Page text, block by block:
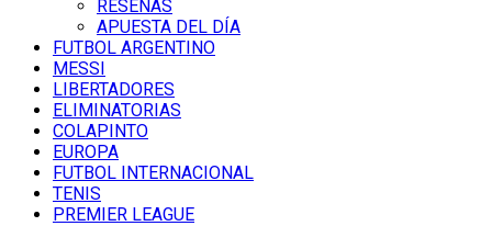
RESEÑAS
APUESTA DEL DÍA
FUTBOL ARGENTINO
MESSI
LIBERTADORES
ELIMINATORIAS
COLAPINTO
EUROPA
FUTBOL INTERNACIONAL
TENIS
PREMIER LEAGUE